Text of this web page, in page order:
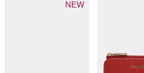
NEW